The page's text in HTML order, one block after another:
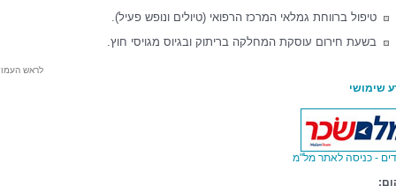
טיפול ברווחת גמלאי המרכז הרפואי (טיולים ונופש פעיל).
בשעת חירום עוסקת המחלקה בריתוק ובגיוס מגויסי חוץ.
לראש
שימושי
- כניסה לאתר מל"מ